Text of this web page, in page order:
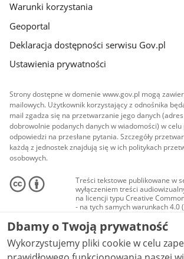
Warunki korzystania
Geoportal
Deklaracja dostępności serwisu Gov.pl
Ustawienia prywatności
Strony dostępne w domenie www.gov.pl mogą
mailowych. Użytkownik korzystający z odnośnika
mail zgadza się na przetwarzanie jego danych
dobrowolnie podanych danych w wiadomości) w celu
odpowiedzi na przesłane pytania. Szczegóły
każdą z jednostek znajdują się w ich politykach
osobowych.
Treści tekstowe publikowane w
wyłączeniem treści
na licencji typu Creative
- na tych samych warunkach 4.0
Materiały audiowizualne, w tym
audio i wideo, są udostępniane
Creative Commons: uznanie
niekomercyjne - bez utworów
NC-ND 4.0), o ile nie jest to
Dbamy o Twoją prywatność
Wykorzystujemy pliki cookie w celu